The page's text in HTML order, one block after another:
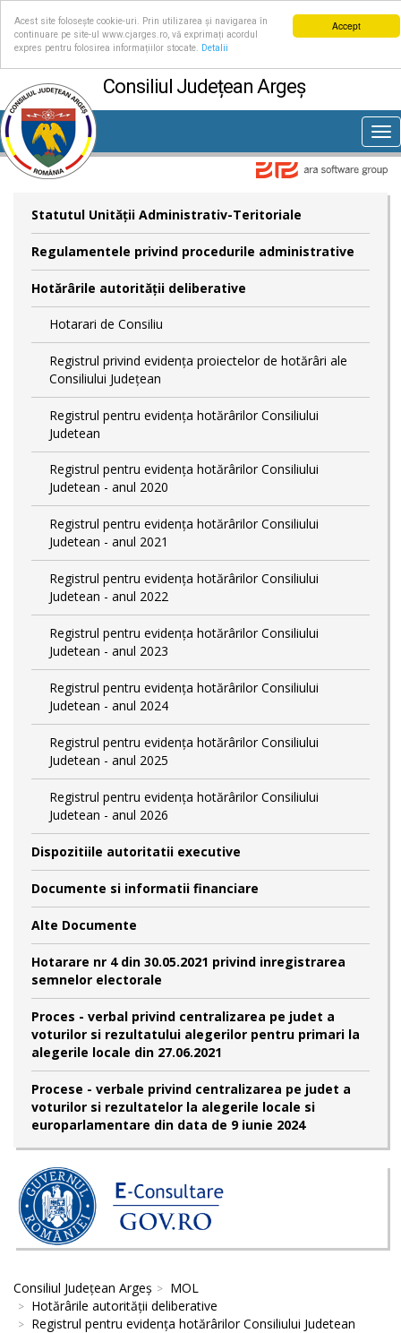
Accept
Acest site folosește cookie-uri. Prin utilizarea și navigarea în
continuare pe site-ul www.cjarges.ro, vă exprimați acordul
expres pentru folosirea informațiilor stocate.
Detalii
Consiliul Județean Argeș
Statutul Unităţii Administrativ-Teritoriale
Regulamentele privind procedurile administrative
Hotărârile autorităţii deliberative
Hotarari de Consiliu
Registrul privind evidența proiectelor de hotărâri ale
Consiliului Județean
Registrul pentru evidența hotărârilor Consiliului
Judetean
Registrul pentru evidența hotărârilor Consiliului
Judetean - anul 2020
Registrul pentru evidența hotărârilor Consiliului
Judetean - anul 2021
Registrul pentru evidența hotărârilor Consiliului
Judetean - anul 2022
Registrul pentru evidența hotărârilor Consiliului
Judetean - anul 2023
Registrul pentru evidența hotărârilor Consiliului
Judetean - anul 2024
Registrul pentru evidența hotărârilor Consiliului
Judetean - anul 2025
Registrul pentru evidența hotărârilor Consiliului
Judetean - anul 2026
Dispozitiile autoritatii executive
Documente si informatii financiare
Alte Documente
Hotarare nr 4 din 30.05.2021 privind inregistrarea
semnelor electorale
Proces - verbal privind centralizarea pe judet a
voturilor si rezultatului alegerilor pentru primari la
alegerile locale din 27.06.2021
Procese - verbale privind centralizarea pe judet a
voturilor si rezultatelor la alegerile locale si
europarlamentare din data de 9 iunie 2024
Consiliul Județean Argeș
MOL
Hotărârile autorităţii deliberative
Registrul pentru evidența hotărârilor Consiliului Judetean